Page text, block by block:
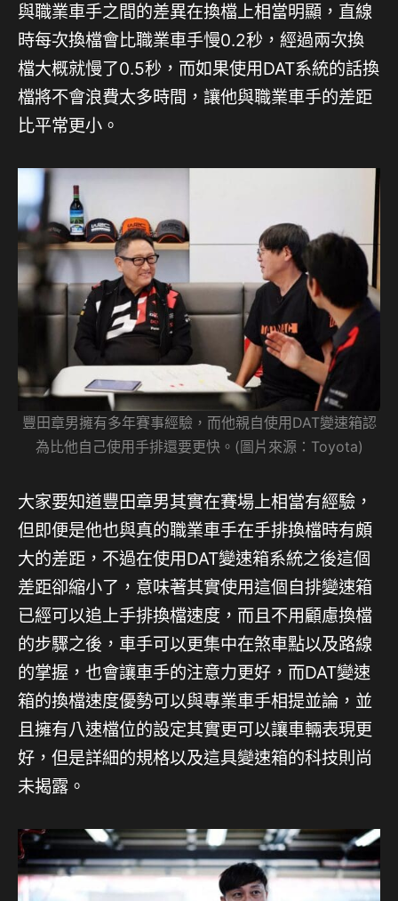
與職業車手之間的差異在換檔上相當明顯，直線
時每次換檔會比職業車手慢0.2秒，經過兩次換
檔大概就慢了0.5秒，而如果使用DAT系統的話換
檔將不會浪費太多時間，讓他與職業車手的差距
比平常更小。
豐田章男擁有多年賽事經驗，而他親自使用DAT變速箱認
為比他自己使用手排還要更快。(圖片來源：Toyota)
大家要知道豐田章男其實在賽場上相當有經驗，
但即便是他也與真的職業車手在手排換檔時有頗
大的差距，不過在使用DAT變速箱系統之後這個
差距卻縮小了，意味著其實使用這個自排變速箱
已經可以追上手排換檔速度，而且不用顧慮換檔
的步驟之後，車手可以更集中在煞車點以及路線
的掌握，也會讓車手的注意力更好，而DAT變速
箱的換檔速度優勢可以與專業車手相提並論，並
且擁有八速檔位的設定其實更可以讓車輛表現更
好，但是詳細的規格以及這具變速箱的科技則尚
未揭露。